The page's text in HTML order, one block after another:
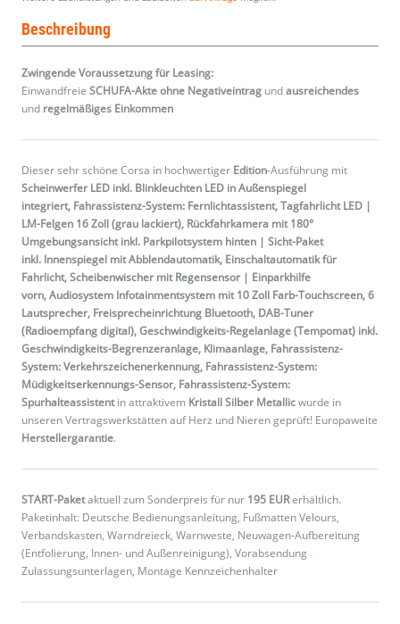
Beschreibung
Zwingende Voraussetzung für Leasing:
Einwandfreie SCHUFA-Akte ohne Negativeintrag undausreichendes
und regelmäßiges Einkommen
Dieser sehr schöne Corsa in hochwertiger Edition-Ausführung mit
Scheinwerfer LED inkl. Blinkleuchten LED in Außenspiegel
integriert, Fahrassistenz-System: Fernlichtassistent, Tagfahrlicht LED |
LM-Felgen 16 Zoll (grau lackiert), Rückfahrkamera mit 180°
Umgebungsansicht inkl. Parkpilotsystem hinten | Sicht-Paket
inkl. Innenspiegel mit Abblendautomatik, Einschaltautomatik für
Fahrlicht, Scheibenwischer mit Regensensor | Einparkhilfe
vorn, Audiosystem Infotainmentsystem mit 10 Zoll Farb-Touchscreen, 6
Lautsprecher, Freisprecheinrichtung Bluetooth, DAB-Tuner
(Radioempfang digital), Geschwindigkeits-Regelanlage (Tempomat) inkl.
Geschwindigkeits-Begrenzeranlage, Klimaanlage, Fahrassistenz-
System: Verkehrszeichenerkennung, Fahrassistenz-System:
Müdigkeitserkennungs-Sensor, Fahrassistenz-System:
Spurhalteassistentin attraktivem Kristall Silber Metallicwurde in
unseren Vertragswerkstätten auf Herz und Nieren geprüft! Europaweite
Herstellergarantie.
START-Paketaktuell zum Sonderpreis für nur 195 EURerhältlich.
Paketinhalt: Deutsche Bedienungsanleitung, Fußmatten Velours,
Verbandskasten, Warndreieck, Warnweste, Neuwagen-Aufbereitung
(Entfolierung, Innen- und Außenreinigung), Vorabsendung
Zulassungsunterlagen, Montage Kennzeichenhalter